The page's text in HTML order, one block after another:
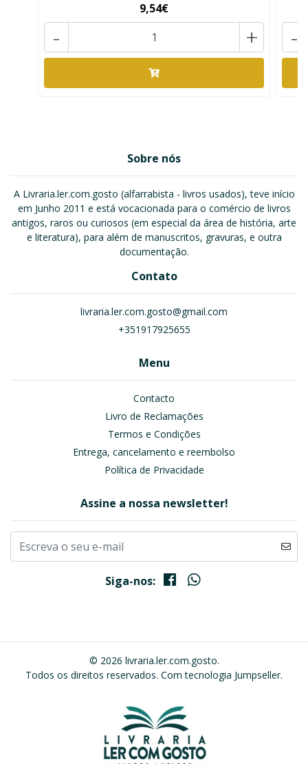
9,54€
+
- -
Sobre nós
A Livraria.ler.com.gosto (alfarrabista - livros usados), teve início
em Junho 2011 e está vocacionada para o comércio de livros
antigos, raros ou curiosos (em especial da área de história, arte
e literatura), para além de manuscritos, gravuras, e outra
documentação.
Contato
livraria.ler.com.gosto@gmail.com
+351917925655
Menu
Contacto
Livro de Reclamações
Termos e Condições
Entrega, cancelamento e reembolso
Política de Privacidade
Assine a nossa newsletter!
Siga-nos:
© 2026 livraria.ler.com.gosto.
Todos os direitos reservados. Com tecnologia Jumpseller.